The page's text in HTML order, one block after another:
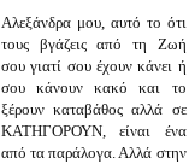
Αλεξάνδρα μου, αυτό το ότι
τους βγάζεις από τη Ζωή
σου γιατί σου έχουν κάνει ή
σου κάνουν κακό και το
ξέρουν καταβάθος αλλά σε
ΚΑΤΗΓΟΡΟΥΝ, είναι ένα
από τα παράλογα. Αλλά στην